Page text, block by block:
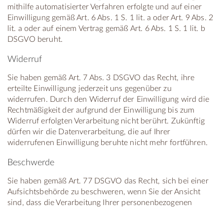
mithilfe automatisierter Verfahren erfolgte und auf einer
Einwilligung gemäß Art. 6 Abs. 1 S. 1 lit. a oder Art. 9 Abs. 2
lit. a oder auf einem Vertrag gemäß Art. 6 Abs. 1 S. 1 lit. b
DSGVO beruht.
Widerruf
Sie haben gemäß Art. 7 Abs. 3 DSGVO das Recht, ihre
erteilte Einwilligung jederzeit uns gegenüber zu
widerrufen. Durch den Widerruf der Einwilligung wird die
Rechtmäßigkeit der aufgrund der Einwilligung bis zum
Widerruf erfolgten Verarbeitung nicht berührt. Zukünftig
dürfen wir die Datenverarbeitung, die auf Ihrer
widerrufenen Einwilligung beruhte nicht mehr fortführen.
Beschwerde
Sie haben gemäß Art. 77 DSGVO das Recht, sich bei einer
Aufsichtsbehörde zu beschweren, wenn Sie der Ansicht
sind, dass die Verarbeitung Ihrer personenbezogenen